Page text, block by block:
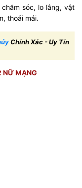
sóc, lo lắng, vật
thoải mái.
Chính Xác - Uy Tín
NỮ MẠNG